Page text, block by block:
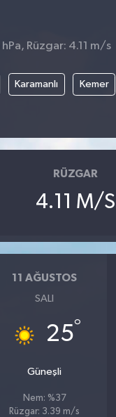
Rüzgar: 4.11 m/s
Karamanlı Kemer
RÜZGAR
4.11 M/S
11 AĞUSTOS
SALI
25°
Güneşli
Nem: %37
Rüzgar: 3.39 m/s